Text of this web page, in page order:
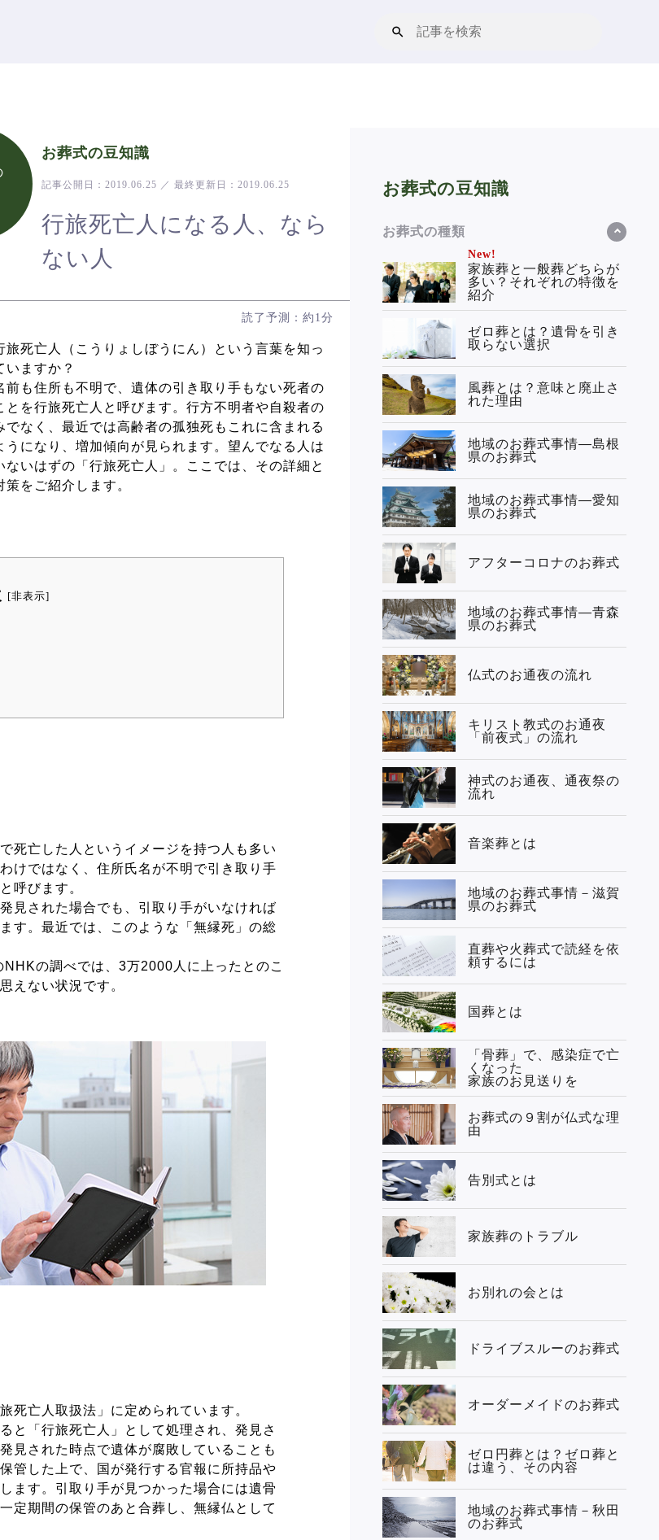
お葬式の豆知識
記事公開日：2019.06.25 ／ 最終更新日：2019.06.25
行旅死亡人になる人、なら
ない人
読了予測：約1分
旅死亡人（こうりょしぼうにん）という言葉を知っ
いますか？
前も住所も不明で、遺体の引き取り手もない死者の
とを行旅死亡人と呼びます。行方不明者や自殺者の
でなく、最近では高齢者の孤独死もこれに含まれる
うになり、増加傾向が見られます。望んでなる人は
ないはずの「行旅死亡人」。ここでは、その詳細と
策をご紹介します。
[非表示]
死亡した人というイメージを持つ人も多い
けではなく、住所氏名が不明で引き取り手
呼びます。
見された場合でも、引取り手がいなければ
す。最近では、このような「無縁死」の総
の調べでは、3万2000人に上ったとのこ
えない状況です。
死亡人取扱法」に定められています。
と「行旅死亡人」として処理され、発見さ
見された時点で遺体が腐敗していることも
管した上で、国が発行する官報に所持品や
ます。引取り手が見つかった場合には遺骨
定期間の保管のあと合葬し、無縁仏として
お葬式の豆知識
お葬式の種類
New!
家族葬と一般葬どちらが
多い？それぞれの特徴を
紹介
ゼロ葬とは？遺骨を引き
取らない選択
風葬とは？意味と廃止さ
れた理由
地域のお葬式事情—島根
県のお葬式
地域のお葬式事情—愛知
県のお葬式
アフターコロナのお葬式
地域のお葬式事情—青森
県のお葬式
仏式のお通夜の流れ
キリスト教式のお通夜
「前夜式」の流れ
神式のお通夜、通夜祭の
流れ
音楽葬とは
地域のお葬式事情－滋賀
県のお葬式
直葬や火葬式で読経を依
頼するには
国葬とは
「骨葬」で、感染症で亡
くなった
家族のお見送りを
お葬式の９割が仏式な理
由
告別式とは
家族葬のトラブル
お別れの会とは
ドライブスルーのお葬式
オーダーメイドのお葬式
ゼロ円葬とは？ゼロ葬と
は違う、その内容
地域のお葬式事情－秋田
のお葬式